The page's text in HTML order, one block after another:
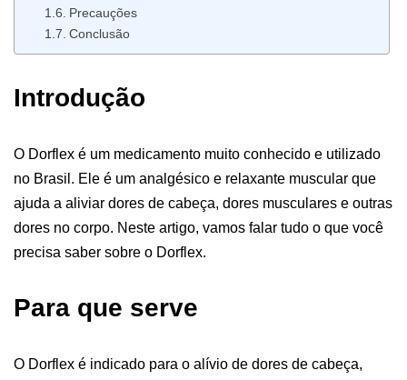
Precauções
Conclusão
Introdução
O Dorflex é um medicamento muito conhecido e utilizado
no Brasil. Ele é um analgésico e relaxante muscular que
ajuda a aliviar dores de cabeça, dores musculares e outras
dores no corpo. Neste artigo, vamos falar tudo o que você
precisa saber sobre o Dorflex.
Para que serve
O Dorflex é indicado para o alívio de dores de cabeça,